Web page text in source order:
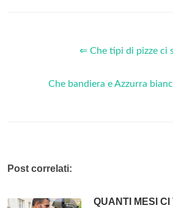
⇐ Che tipi di pizze ci
Che bandiera e Azzurra
Post correlati:
QUANTI MESI CI